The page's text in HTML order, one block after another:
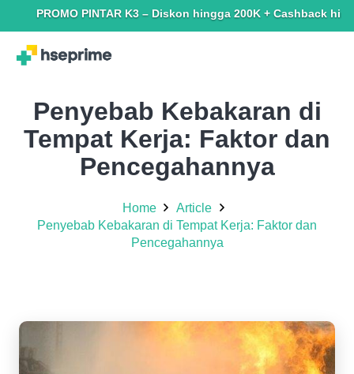
PROMO PINTAR K3 – Diskon hingga 200K + Cashback
Penyebab Kebakaran di
Tempat Kerja: Faktor dan
Pencegahannya
Home
Article
Penyebab Kebakaran di Tempat Kerja: Faktor dan
Pencegahannya